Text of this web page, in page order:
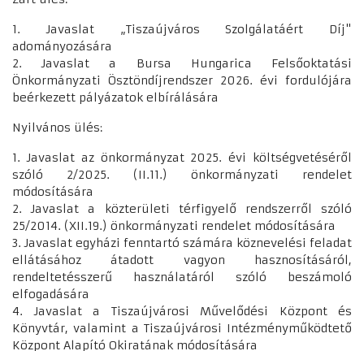
1. Javaslat „Tiszaújváros Szolgálatáért Díj"
adományozására
2. Javaslat a Bursa Hungarica Felsőoktatási
Önkormányzati Ösztöndíjrendszer 2026. évi fordulójára
beérkezett pályázatok elbírálására
Nyilvános ülés:
1. Javaslat az önkormányzat 2025. évi költségvetéséről
szóló 2/2025. (II.11.) önkormányzati rendelet
módosítására
2. Javaslat a közterületi térfigyelő rendszerről szóló
25/2014. (XII.19.) önkormányzati rendelet módosítására
3. Javaslat egyházi fenntartó számára köznevelési feladat
ellátásához átadott vagyon hasznosításáról,
rendeltetésszerű használatáról szóló beszámoló
elfogadására
4. Javaslat a Tiszaújvárosi Művelődési Központ és
Könyvtár, valamint a Tiszaújvárosi Intézményműködtető
Központ Alapító Okiratának módosítására